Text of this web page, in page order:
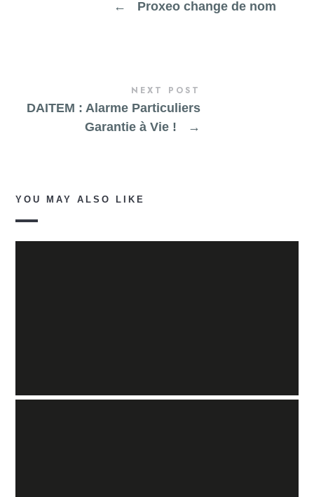
← Proxeo change de nom
NEXT POST
DAITEM : Alarme Particuliers
Garantie à Vie !
→
YOU MAY ALSO LIKE